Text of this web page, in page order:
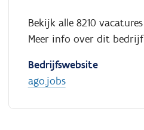
Bekijk alle 8210 vacatures
Meer info over dit bedrijf
Bedrijfswebsite
ago.jobs